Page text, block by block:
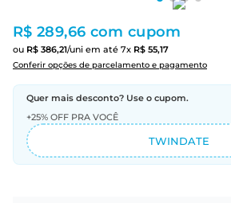
R$ 289,66 com cupom
ou R$ 386,21/uni em até 7x R$ 55,17
Conferir opções de parcelamento e pagamento
Quer mais desconto? Use o cupom.
+25% OFF PRA VOCÊ
TWINDATE